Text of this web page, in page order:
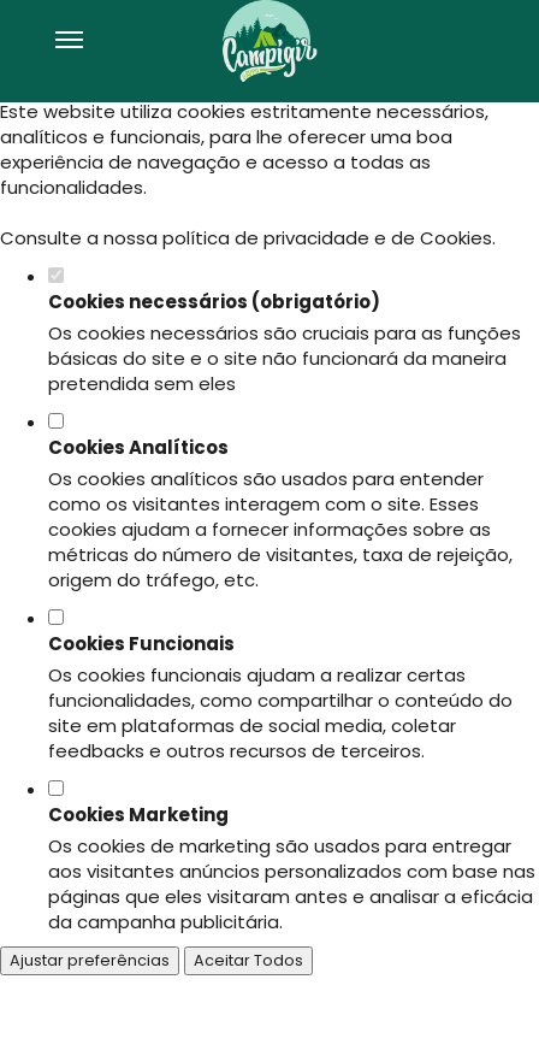
Defina as suas preferências de
cookies para este website.
Este website utiliza cookies estritamente necessários,
analíticos e funcionais, para lhe oferecer uma boa
experiência de navegação e acesso a todas as
funcionalidades.
Consulte a nossa política de privacidade e de Cookies.
Cookies necessários (obrigatório)
Os cookies necessários são cruciais para as funções
básicas do site e o site não funcionará da maneira
pretendida sem eles
Cookies Analíticos
Os cookies analíticos são usados para entender
como os visitantes interagem com o site. Esses
cookies ajudam a fornecer informações sobre as
métricas do número de visitantes, taxa de rejeição,
origem do tráfego, etc.
Cookies Funcionais
Os cookies funcionais ajudam a realizar certas
funcionalidades, como compartilhar o conteúdo do
site em plataformas de social media, coletar
feedbacks e outros recursos de terceiros.
Cookies Marketing
Os cookies de marketing são usados para entregar
aos visitantes anúncios personalizados com base nas
páginas que eles visitaram antes e analisar a eficácia
da campanha publicitária.
Ajustar preferências Aceitar Todos